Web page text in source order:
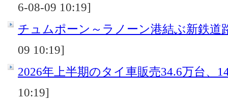
6-08-09 10:19]
チュムポーン～ラノーン港結ぶ新鉄道
09 10:19]
2026年上半期のタイ車販売34.6万台、
10:19]